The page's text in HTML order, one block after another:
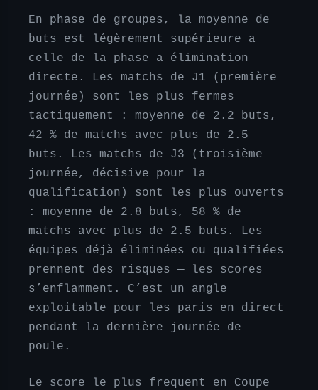
En phase de groupes, la moyenne de
buts est légèrement supérieure a
celle de la phase a élimination
directe. Les matchs de J1 (première
journée) sont les plus fermes
tactiquement : moyenne de 2.2 buts,
42 % de matchs avec plus de 2.5
buts. Les matchs de J3 (troisième
journée, décisive pour la
qualification) sont les plus ouverts
: moyenne de 2.8 buts, 58 % de
matchs avec plus de 2.5 buts. Les
équipes déjà éliminées ou qualifiées
prennent des risques — les scores
s’enflamment. C’est un angle
exploitable pour les paris en direct
pendant la dernière journée de
poule.
Le score le plus frequent en Coupe